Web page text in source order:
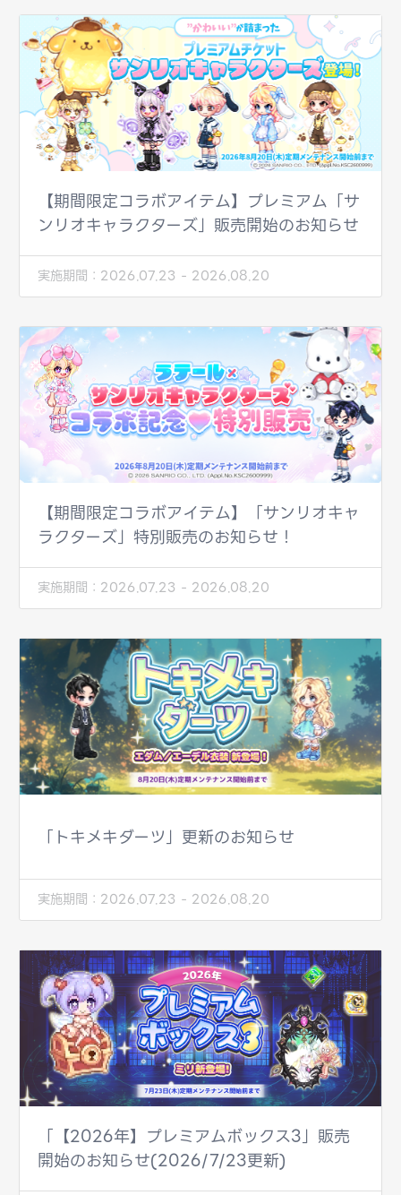
【期間限定コラボアイテム】プレミアム「サ
ンリオキャラクターズ」販売開始のお知らせ
実施期間： 2026.07.23 - 2026.08.20
【期間限定コラボアイテム】「サンリオキャ
ラクターズ」特別販売のお知らせ！
実施期間： 2026.07.23 - 2026.08.20
「トキメキダーツ」更新のお知らせ
実施期間： 2026.07.23 - 2026.08.20
「【2026年】プレミアムボックス3」販売
開始のお知らせ(2026/7/23更新)